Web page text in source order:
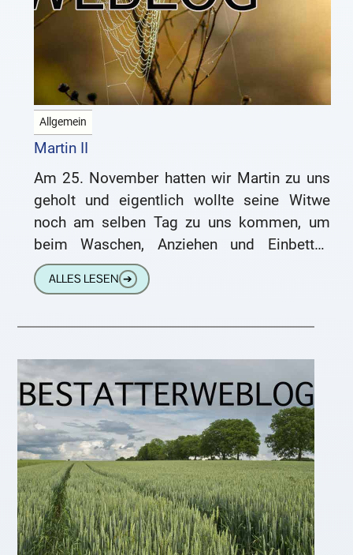
Allgemein
Martin II
Am 25. November hatten wir Martin zu uns
geholt und eigentlich wollte seine Witwe
noch am selben Tag zu uns kommen, um
beim Waschen, Anziehen und Einbetten
behilflich zu sein.
ALLES LESEN ➔